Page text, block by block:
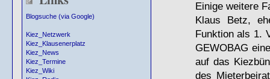
Blogsuche (via Google)
Kiez_Netzwerk
Kiez_Klausenerplatz
Kiez_News
Kiez_Termine
Kiez_Wiki
Einige weitere
Klaus Betz,
Funktion als 1.
GEWOBAG
auf das
des